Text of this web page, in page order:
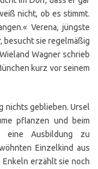
nicht, ob es stimmt.
Verena, jüngste
besucht sie regelmäßig
Wagner schrieb
kurz vor seinem
nichts geblieben. Ursel
pflanzen und beim
eine Ausbildung zu
Einzelkind aus
Enkeln erzählt sie noch